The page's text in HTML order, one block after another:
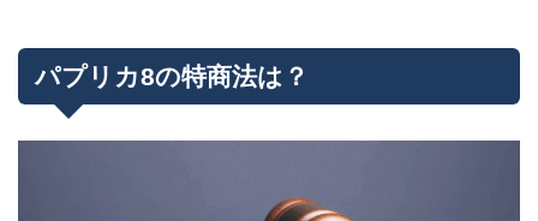
パプリカ8の特商法は？